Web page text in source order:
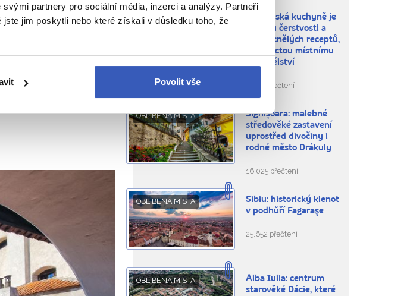
partnery pro sociální média, inzerci a analýzy. Partneři
jim poskytli nebo které získali v důsledku toho, že
Povolit vše
sem stále
JÍDLO A PITÍ
Rumunská kuchyně je
oslavou čerstvosti a
zdomácnělých receptů,
ale i poctou místnímu
zemědělství
3.618 přečtení
OBLÍBENÁ MÍSTA
Sighișoara: malebné
středověké zastavení
uprostřed divočiny i
rodné město Drákuly
16.025 přečtení
OBLÍBENÁ MÍSTA
Sibiu: historický klenot
v podhůří Fagaraşe
25.652 přečtení
OBLÍBENÁ MÍSTA
Alba Iulia: centrum
starověké Dácie, které